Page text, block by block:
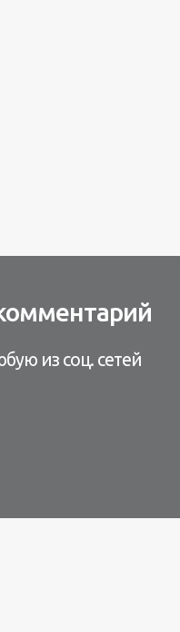
из соц. сетей